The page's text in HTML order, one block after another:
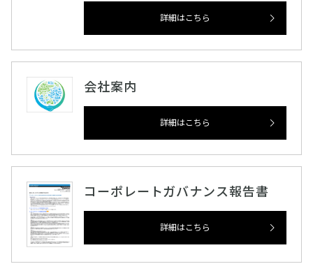
詳細はこちら
会社案内
詳細はこちら
コーポレートガバナンス報告書
詳細はこちら